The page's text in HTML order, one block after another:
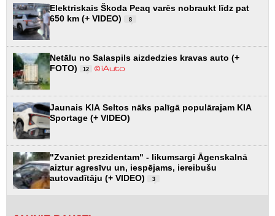
Elektriskais Škoda Peaq varēs nobraukt līdz pat
650 km (+ VIDEO)
8
Netālu no Salaspils aizdedzies kravas auto (+
FOTO)
12
Jaunais KIA Seltos nāks palīgā populārajam KIA
Sportage (+ VIDEO)
"Zvaniet prezidentam" - likumsargi Āgenskalnā
aiztur agresīvu un, iespējams, iereibušu
autovadītāju (+ VIDEO)
3